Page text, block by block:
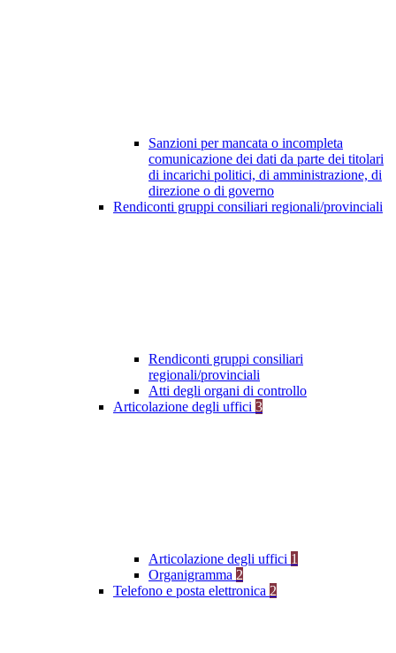
Sanzioni per mancata o incompleta
comunicazione dei dati da parte dei titolari
di incarichi politici, di amministrazione, di
direzione o di governo
Rendiconti gruppi consiliari regionali/provinciali
Rendiconti gruppi consiliari
regionali/provinciali
Atti degli organi di controllo
Articolazione degli uffici 3
Articolazione degli uffici 1
Organigramma 2
Telefono e posta elettronica 2